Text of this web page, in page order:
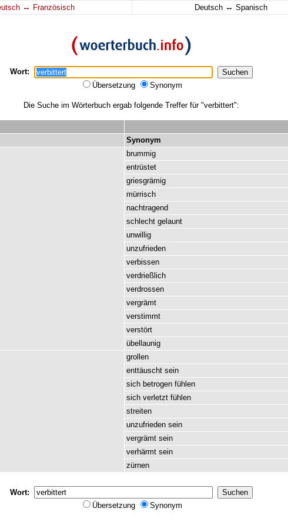
↔ Französisch Deutsch ↔ Spanisch
Wort:
Übersetzung
Synonym
Die Suche im Wörterbuch ergab folgende Treffer für "verbittert":
Synonym
brummig
entrüstet
griesgrämig
mürrisch
nachtragend
schlecht gelaunt
unwillig
unzufrieden
verbissen
verdrießlich
verdrossen
vergrämt
verstimmt
verstört
übellaunig
grollen
enttäuscht sein
sich betrogen fühlen
sich verletzt fühlen
streiten
unzufrieden sein
vergrämt sein
verhärmt sein
zürnen
Wort:
Übersetzung
Synonym